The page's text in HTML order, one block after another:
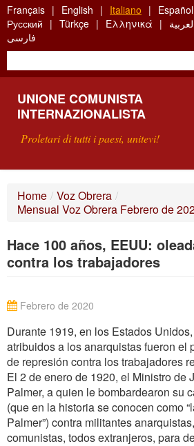
Skip
to
main
content
Français English Italiano Español
Русский
Türkçe Ελληνικά
فارسی
UNIONE COMUNISTA
INTERNAZIONALISTA
Proletari di tutti i paesi, unitevi!
COS'È L'UCI ?
RICERCA
Home / Voz Obrera /
Mensual Voz Obrera Febrero de
Hace 100 años, EEUU:
contra los trabajadores
Febrero de 2020
Durante 1919, en los Estados
atribuidos a los anarquistas fueron el
de represión contra los trabajadores
El 2 de enero de 1920, el Ministro de
Palmer, a quien le bombardearon su
(que en la historia se conocen como
Palmer”) contra militantes
comunistas, todos extranjeros, para